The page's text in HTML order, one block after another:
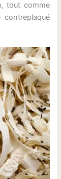
tout comme